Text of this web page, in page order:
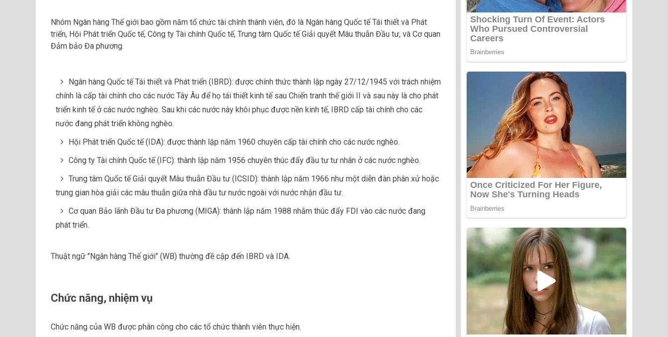
Nhóm Ngân hàng Thế giới bao gồm năm tổ chức tài chính thành viên, đó là Ngân hàng Quốc tế Tái thiết và Phát
triển, Hội Phát triển Quốc tế, Công ty Tài chính Quốc tế, Trung tâm Quốc tế Giải quyết Mâu thuẫn Đầu tư, và Cơ quan
Đảm bảo Đa phương.
Ngân hàng Quốc tế Tái thiết và Phát triển (IBRD): được chính thức thành lập ngày 27/12/1945 với trách nhiệm
chính là cấp tài chính cho các nước Tây Âu để họ tái thiết kinh tế sau Chiến tranh thế giới II và sau này là cho phát
triển kinh tế ở các nước nghèo. Sau khi các nước này khôi phục được nền kinh tế, IBRD cấp tài chính cho các
nước đang phát triển không nghèo.
Hội Phát triển Quốc tế (IDA): được thành lập năm 1960 chuyên cấp tài chính cho các nước nghèo.
Công ty Tài chính Quốc tế (IFC): thành lập năm 1956 chuyên thúc đẩy đầu tư tư nhân ở các nước nghèo.
Trung tâm Quốc tế Giải quyết Mâu thuẫn Đầu tư (ICSID): thành lập năm 1966 như một diễn đàn phân xử hoặc
trung gian hòa giải các mâu thuẫn giữa nhà đầu tư nước ngoài với nước nhận đầu tư.
Cơ quan Bảo lãnh Đầu tư Đa phương (MIGA): thành lập năm 1988 nhằm thúc đẩy FDI vào các nước đang
phát triển.
Thuật ngữ "Ngân hàng Thế giới" (WB) thường đề cập đến IBRD và IDA.
Chức năng, nhiệm vụ
Chức năng của WB được phân công cho các tổ chức thành viên thực hiện.